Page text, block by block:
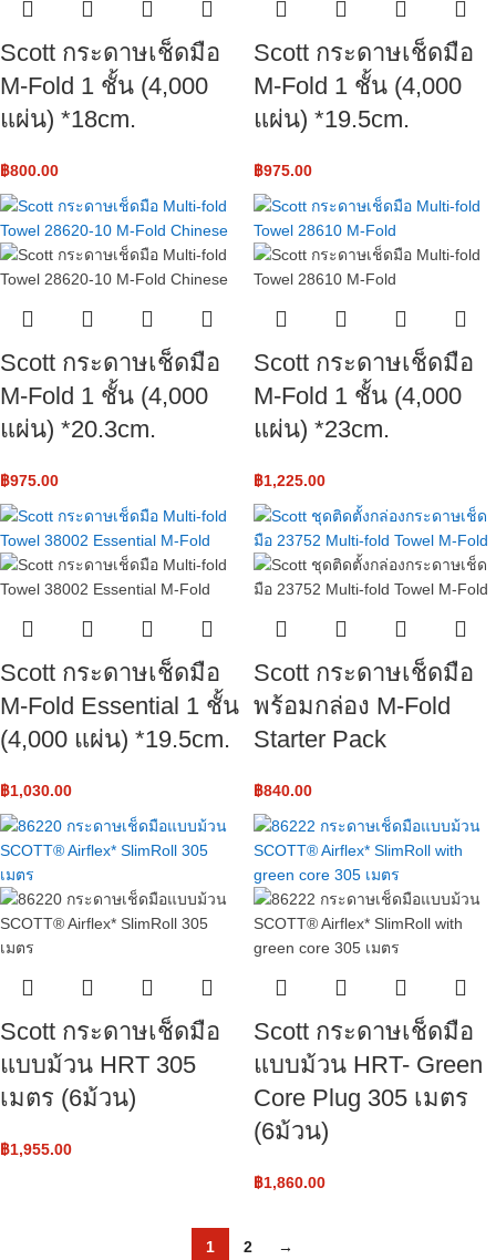
Scott กระดาษเช็ดมือ
M-Fold 1 ชั้น (4,000
แผ่น) *18cm.
฿800.00
Scott กระดาษเช็ดมือ
M-Fold 1 ชั้น (4,000
แผ่น) *19.5cm.
฿975.00
Scott กระดาษเช็ดมือ
M-Fold 1 ชั้น (4,000
แผ่น) *20.3cm.
฿975.00
Scott กระดาษเช็ดมือ
M-Fold 1 ชั้น (4,000
แผ่น) *23cm.
฿1,225.00
Scott กระดาษเช็ดมือ
M-Fold Essential 1 ชั้น
(4,000 แผ่น) *19.5cm.
฿1,030.00
Scott กระดาษเช็ดมือ
พร้อมกล่อง M-Fold
Starter Pack
฿840.00
Scott กระดาษเช็ดมือ
แบบม้วน HRT 305
เมตร (6ม้วน)
฿1,955.00
Scott กระดาษเช็ดมือ
แบบม้วน HRT- Green
Core Plug 305 เมตร
(6ม้วน)
฿1,860.00
1 2 →